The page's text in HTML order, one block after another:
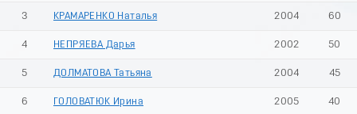
3 КРАМАРЕНКО Наталья 2004 60
4 НЕПРЯЕВА Дарья 2002 50
5 ДОЛМАТОВА Татьяна 2004 45
6 ГОЛОВАТЮК Ирина 2005 40